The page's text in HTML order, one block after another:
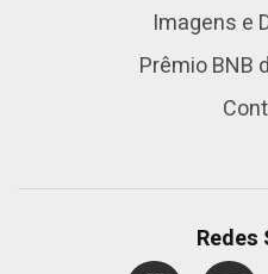
Imagens e
Prêmio BNB
Redes